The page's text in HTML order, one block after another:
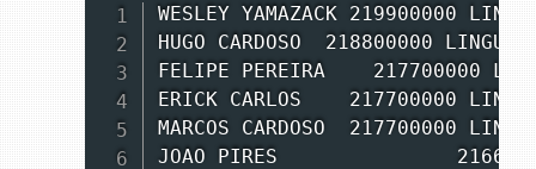
WESLEY YAMAZACK 219900000
HUGO CARDOSO  218800000
FELIPE PEREIRA    217700000
ERICK CARLOS    217700000
MARCOS CARDOSO  217700000
JOAO PIRES